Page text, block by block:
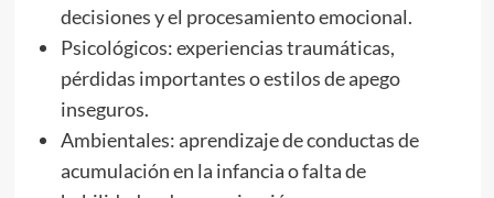
decisiones y el procesamiento emocional.
Psicológicos: experiencias traumáticas,
pérdidas importantes o estilos de apego
inseguros.
Ambientales: aprendizaje de conductas de
acumulación en la infancia o falta de